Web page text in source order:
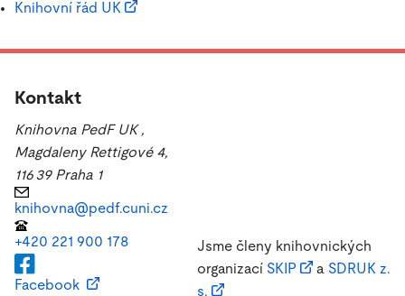
Knihovní řád UK
Kontakt
Knihovna PedF UK,
Magdaleny Rettigové 4,
116 39 Praha 1
knihovna@pedf.cuni.cz
+420 221 900 178
Facebook
Jsme členy knihovnických
organizací SKIP a SDRUK z.
s.